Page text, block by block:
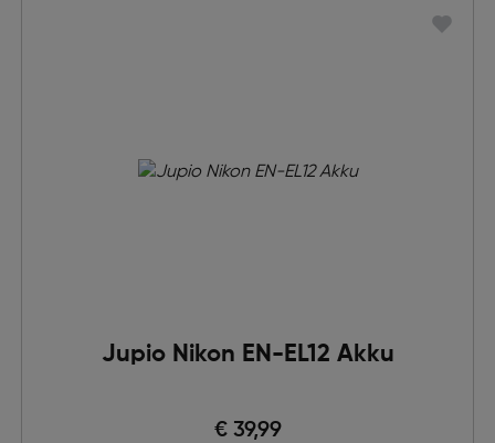
Jupio Nikon EN-EL12 Akku
€ 39,99